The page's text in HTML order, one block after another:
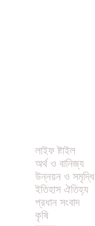
লাইফ ষ্টাইল
অর্থ ও বানিজ্য
উন্নয়ন ও সমৃদ্ধি
ইতিহাস ঐতিহ্য
প্রধান সংবাদ
কৃষি